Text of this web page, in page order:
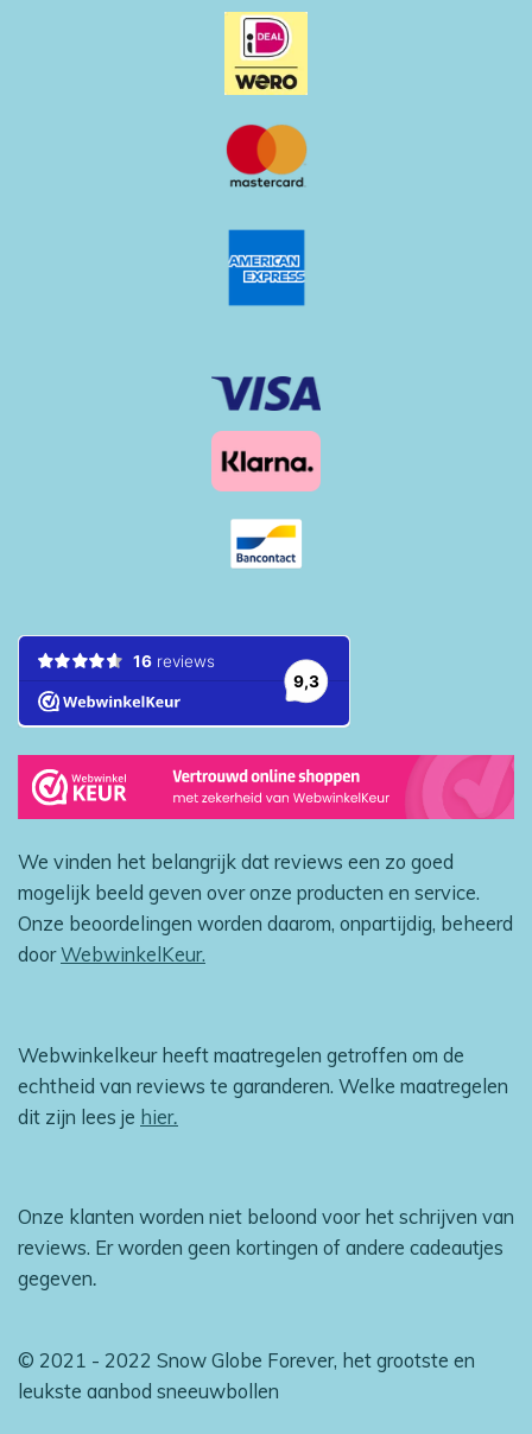
We vinden het belangrijk dat reviews een zo goed
mogelijk beeld geven over onze producten en service.
Onze beoordelingen worden daarom, onpartijdig, beheerd
doorWebwinkelKeur.
Webwinkelkeur heeft maatregelen getroffen om de
echtheid van reviews te garanderen. Welke maatregelen
dit zijn lees je hier.
Onze klanten worden niet beloond voor het schrijven van
reviews. Er worden geen kortingen of andere cadeautjes
gegeven.
© 2021 - 2022 Snow Globe Forever, het grootste en
leukste aanbod sneeuwbollen